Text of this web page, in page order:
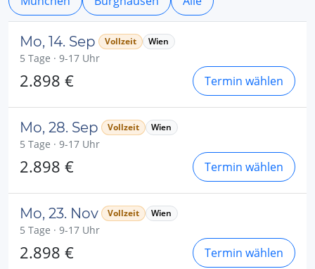
Mo, 14. Sep Vollzeit Wien
5 Tage · 9-17 Uhr
2.898 € Termin wählen
Mo, 28. Sep Vollzeit Wien
5 Tage · 9-17 Uhr
2.898 € Termin wählen
Mo, 23. Nov Vollzeit Wien
5 Tage · 9-17 Uhr
2.898 € Termin wählen